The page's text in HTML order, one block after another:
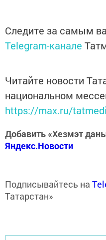
Следите за самым
Telegram-канале
Читайте новости
национальном
https://max.ru/
Добавить «Хезмэт
Яндекс.Новости
Подписывайтесь на
Татарстан»